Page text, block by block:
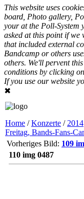
This website uses
board, Photo gallery,
your at the Poll-System
asked at this point if we
that included external
Bandcamp or others
others. We'll pervent
conditions by clicking
If you use our website
✖
Home /Konzerte / 2014
Freitag, Bands-Fans-
Vorheriges Bild: 109
110 img 0487